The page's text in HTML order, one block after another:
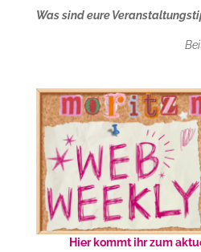
Was sind eure
Hier kommt ihr zum